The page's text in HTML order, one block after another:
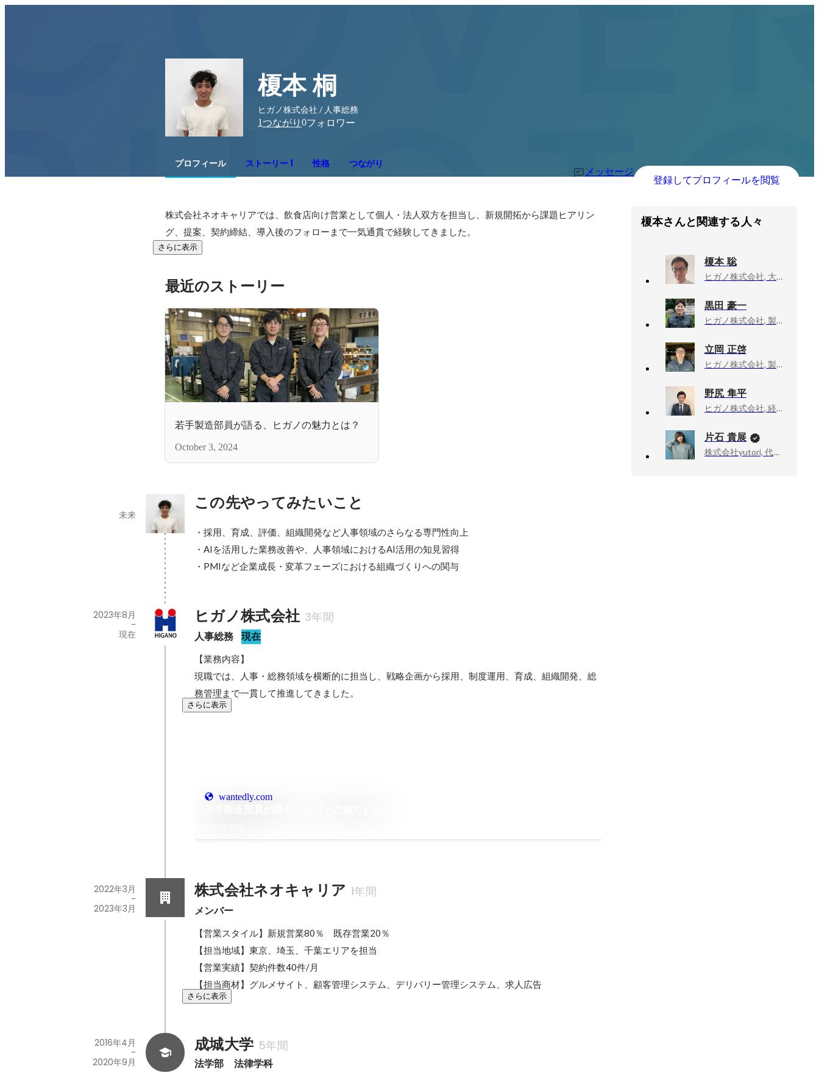
榎本 桐
ヒガノ株式会社 / 人事総務
1つながり 0フォロワー
プロフィール ストーリー 1 性格 つながり
メッセージ
登録してプロフィールを閲覧
株式会社ネオキャリアでは、飲食店向け営業として個人・法人双方を担当し、新規開拓から課題ヒアリン
グ、提案、契約締結、導入後のフォローまで一気通貫で経験してきました。
さらに表示
最近のストーリー
若手製造部員が語る、ヒガノの魅力とは？
October 3, 2024
この先やってみたいこと
未来
・採用、育成、評価、組織開発など人事領域のさらなる専門性向上
・AIを活用した業務改善や、人事領域におけるAI活用の知見習得
・PMIなど企業成長・変革フェーズにおける組織づくりへの関与
ヒガノ株式会社 3年間
人事総務 現在
2023年8月
-
現在
【業務内容】
現職では、人事・総務領域を横断的に担当し、戦略企画から採用、制度運用、育成、組織開発、総
務管理まで一貫して推進してきました。
さらに表示
wantedly.com
株式会社ネオキャリア 1年間
メンバー
2022年3月
-
2023年3月
【営業スタイル】新規営業80％　既存営業20％
【担当地域】東京、埼玉、千葉エリアを担当
【営業実績】契約件数40件/月
【担当商材】グルメサイト、顧客管理システム、デリバリー管理システム、求人広告
さらに表示
成城大学 5年間
法学部　法律学科
2016年4月
-
2020年9月
榎本さんと関連する人々
榎本 聡
ヒガノ株式会社, 大阪営業所 所長
黒田 豪一
ヒガノ株式会社, 製造部
立岡 正啓
ヒガノ株式会社, 製造部
野尻 隼平
ヒガノ株式会社, 経営企画担当
片石 貴展
株式会社yutori, 代表取締役社長